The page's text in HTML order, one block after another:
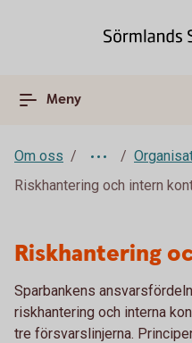
Meny
Om oss
Riskhantering och intern
Riskhantering
Sparbankens
riskhantering och interna
tre försvarslinjerna.